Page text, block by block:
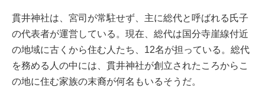
貫井神社は、宮司が常駐せず、主に総代と呼ばれる氏子
の代表者が運営している。現在、総代は国分寺崖線付近
の地域に古くから住む人たち、12名が担っている。総代
を務める人の中には、貫井神社が創立されたころからこ
の地に住む家族の末裔が何名もいるそうだ。